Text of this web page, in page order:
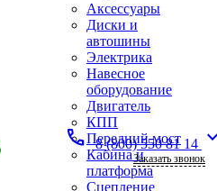
Аксессуары
Диски и
автошины
Электрика
Навесное
оборудование
Двигатель
КПП
Передний мост
Кабина и
платформа
Сцепление
call 8 (800) 550 81 14
Заказать звонок